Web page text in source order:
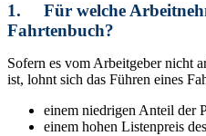
1.
Für welche
Fahrtenbuch?
Sofern es vom Arbeitgeber nicht
ist, lohnt sich das Führen eines
einem niedrigen Anteil der
einem hohen Listenpreis